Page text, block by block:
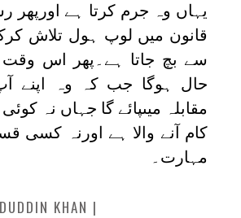
یہاں وہ جرم کرتا ہے اورپھر
قانون میں لوپ ہول تلاش
سے بچ جاتا ہے۔پھر اس وقت
حال ہوگا جب کہ وہ اپنے
مقابلہ میںپائے گا جہاں نہ
کام آنے والا ہے اورنہ کسی
مہارت۔
KHAN